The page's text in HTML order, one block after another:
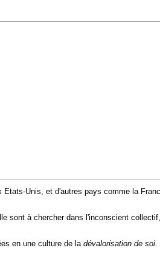
Unis, et d'autres pays comme la
à chercher dans l'inconscient
en une culture de la dévalorisation de soi